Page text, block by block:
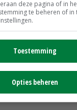
wil ‘standaard
kan dienen voor
in Canada:
stage’
deze pagina of in
te beheren of in
Toestemming
Opties beheren